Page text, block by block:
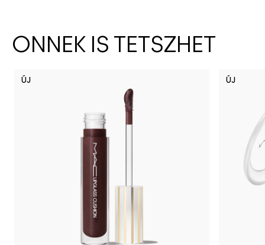
ÖNNEK IS TETSZHET
ÚJ ÚJ